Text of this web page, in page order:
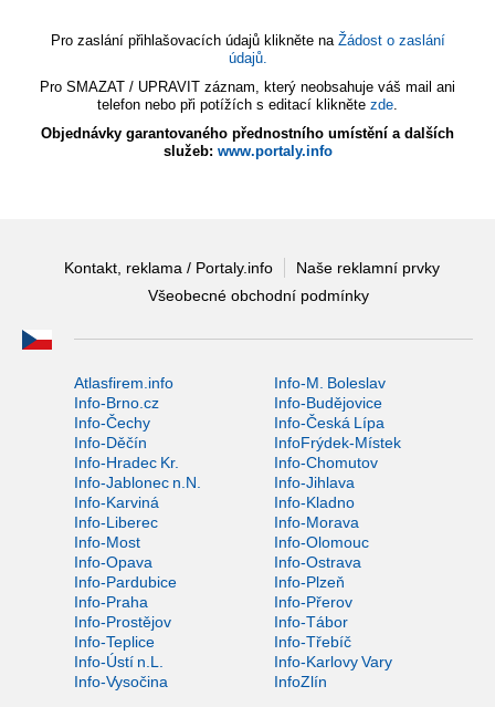
Pro zaslání přihlašovacích údajů klikněte na Žádost o zaslání
údajů.
Pro SMAZAT / UPRAVIT záznam, který neobsahuje váš mail ani
telefon nebo při potížích s editací klikněte zde.
Objednávky garantovaného přednostního umístění a dalších
služeb: www.portaly.info
Kontakt, reklama / Portaly.info
Naše reklamní prvky
Všeobecné obchodní podmínky
Atlasfirem.info
Info-M. Boleslav
Info-Brno.cz
Info-Budějovice
Info-Čechy
Info-Česká Lípa
Info-Děčín
InfoFrýdek-Místek
Info-Hradec Kr.
Info-Chomutov
Info-Jablonec n.N.
Info-Jihlava
Info-Karviná
Info-Kladno
Info-Liberec
Info-Morava
Info-Most
Info-Olomouc
Info-Opava
Info-Ostrava
Info-Pardubice
Info-Plzeň
Info-Praha
Info-Přerov
Info-Prostějov
Info-Tábor
Info-Teplice
Info-Třebíč
Info-Ústí n.L.
Info-Karlovy Vary
Info-Vysočina
InfoZlín